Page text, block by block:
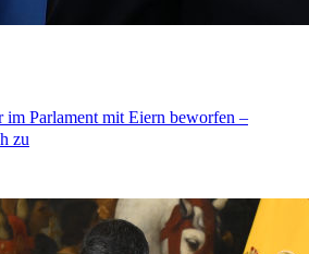
im Parlament mit Eiern beworfen –
zu